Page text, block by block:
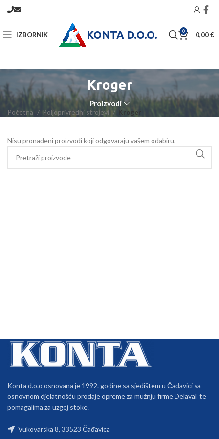
IZBORNIK KONTA D.O.O. 0 0,00€
Kroger
Proizvodi
Početna Poljoprivredni strojevi Kroger
Nisu pronađeni proizvodi koji odgovaraju vašem odabiru.
Konta d.o.o osnovana je 1992. godine sa sjedištem u Čađavici sa
osnovnom djelatnošću prodaje opreme za mužnju firme Delaval, te
pomagalima za uzgoj stoke.
Vukovarska 8, 33523 Čađavica